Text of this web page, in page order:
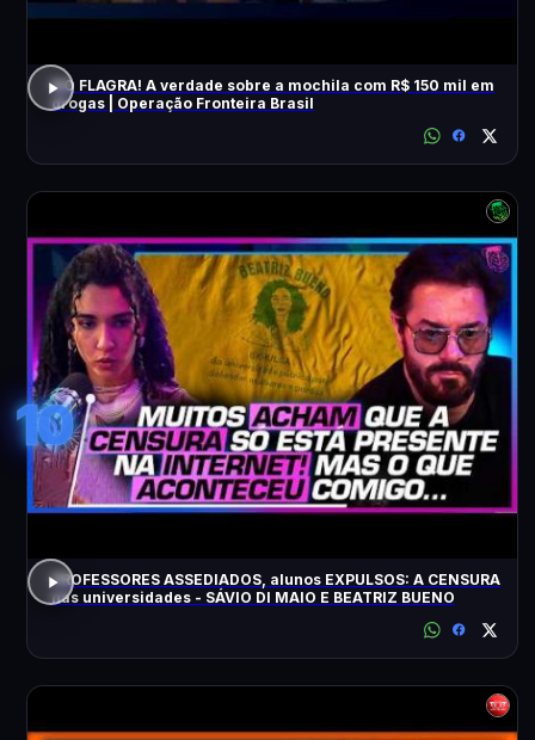
NO FLAGRA! A verdade sobre a mochila com R$ 150 mil em
drogas | Operação Fronteira Brasil
10
PROFESSORES ASSEDIADOS, alunos EXPULSOS: A CENSURA
nas universidades - SÁVIO DI MAIO E BEATRIZ BUENO